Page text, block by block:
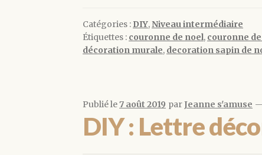
Catégories : DIY,Niveau intermédiaire
Étiquettes : couronne de noel, couronne
décoration murale, decoration sapin de
Publié le7 août 2019 parJeanne s'amuse
DIY : Lettre